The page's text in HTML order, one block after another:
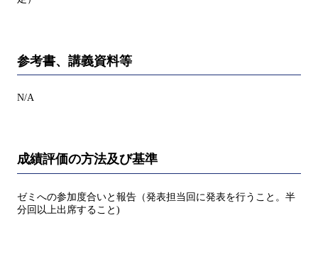
参考書、講義資料等
N/A
成績評価の方法及び基準
ゼミへの参加度合いと報告（発表担当回に発表を行うこと。半
分回以上出席すること)